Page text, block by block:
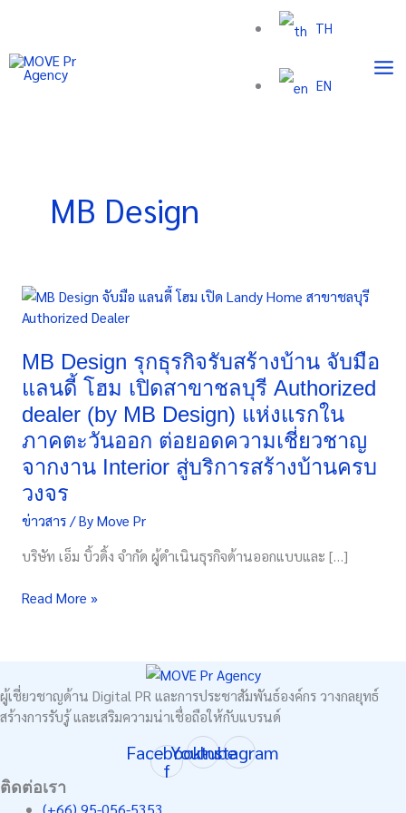
content
TH
EN
MB Design
MB Design รุกธุรกิจรับสร้างบ้าน จับมือ
แลนดี้ โฮม เปิดสาขาชลบุรี Authorized
dealer (by MB Design) แห่งแรกใน
ภาคตะวันออก ต่อยอดความเชี่ยวชาญ
จากงาน Interior สู่บริการสร้างบ้านครบ
วงจร
ข่าวสาร/ ByMove Pr
บริษัท เอ็ม บิ้วดิ้ง จำกัด ผู้ดำเนินธุรกิจด้านออกแบบและ […]
MB
Design
ธุรกิจ
รับ
สร้าง
บ้าน
จับ
มือ
แลน
ดี้
โฮม
เปิด
สาขา
Authorized
Design)
แห่ง
ภาค
ตะวัน
Read More »
ผู้เชี่ยวชาญด้าน Digital PR และการประชาสัมพันธ์องค์กร วางกลยุทธ์
สร้างการรับรู้ และเสริมความน่าเชื่อถือให้กับแบรนด์
Facebook-
f
Youtube
Instagram
ติดต่อเรา
(+66) 95-056-5353